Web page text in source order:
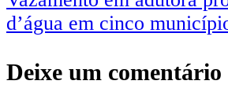
d’água em cinco
Deixe um comentário